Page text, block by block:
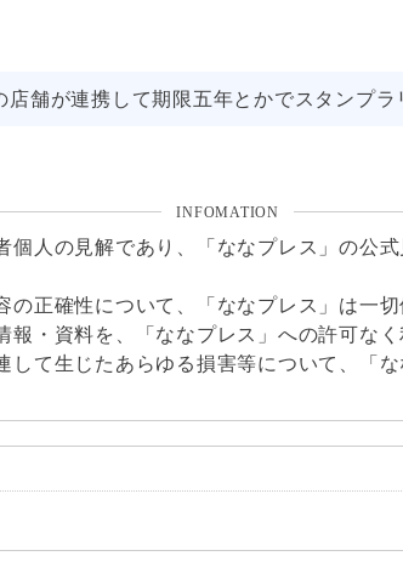
店舗が連携して期限五年とかでスタンプラ
INFOMATION
個人の見解であり、「ななプレス」の公
の正確性について、「ななプレス」は一切
報・資料を、「ななプレス」への許可な
して生じたあらゆる損害等について、「